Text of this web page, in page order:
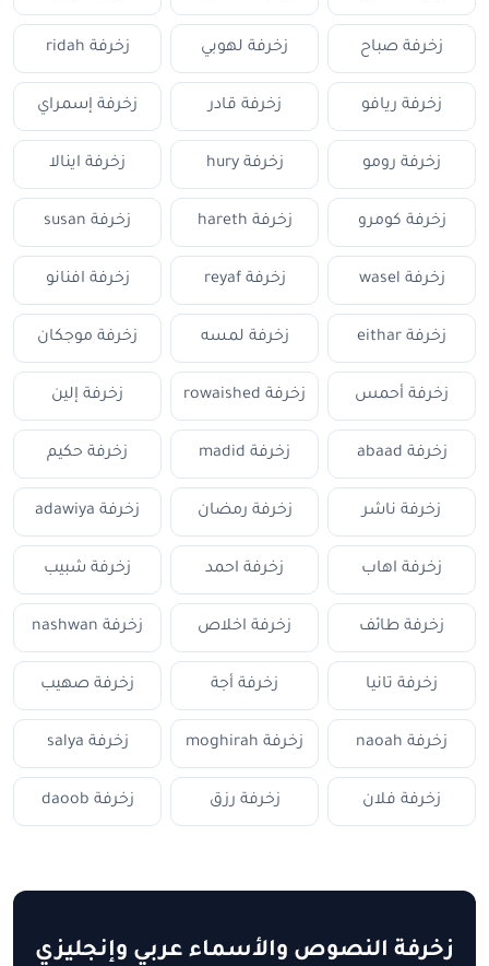
زخرفة صباح زخرفة لهوبي زخرفة ridah
زخرفة ريافو زخرفة قادر زخرفة إسمراي
زخرفة رومو زخرفة hury زخرفة اينالا
زخرفة كومرو زخرفة hareth زخرفة susan
زخرفة wasel زخرفة reyaf زخرفة افنانو
زخرفة eithar زخرفة لمسه زخرفة موجكان
زخرفة أحمس زخرفة rowaished زخرفة إلين
زخرفة abaad زخرفة madid زخرفة حكيم
زخرفة ناشر زخرفة رمضان زخرفة adawiya
زخرفة اهاب زخرفة احمد زخرفة شبيب
زخرفة طائف زخرفة اخلاص زخرفة nashwan
زخرفة تانيا زخرفة أجة زخرفة صهيب
زخرفة naoah زخرفة moghirah زخرفة salya
زخرفة فلان زخرفة رزق زخرفة daoob
زخرفة النصوص والأسماء عربي وإنجليزي